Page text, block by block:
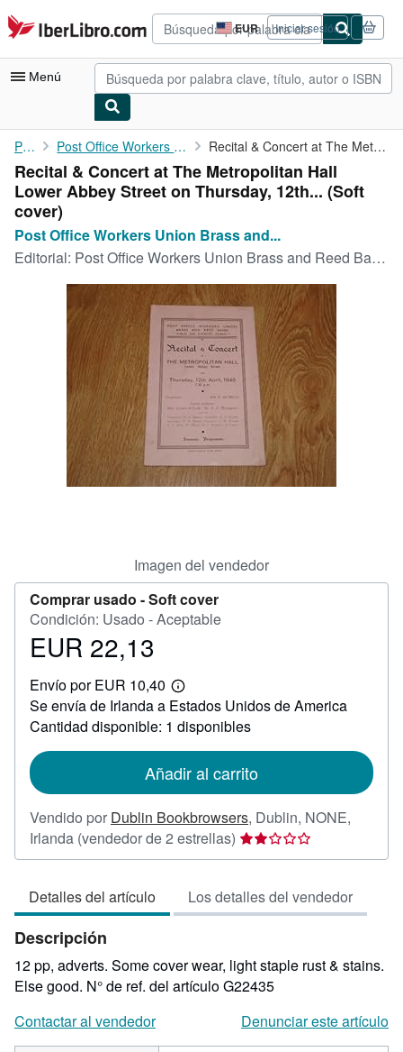
Pasar al contenido principal
IberLibro.com EUR
Preferencias
de
compra
del
Iniciar sesión
Menú
Mi cuenta
Consultar mis pedidos
Búsqueda avanzada
Colecciones
Arte y coleccionismo
Vendedores
Comenzar a vender
CERRAR
Portada Post Office Workers Union Brass and Reed Band Recital & Concert at The Metropolitan Hall Lower Abbey Street on...
Recital & Concert at The Metropolitan Hall
Lower Abbey Street on Thursday, 12th... (Soft
cover)
Post Office Workers Union Brass and...
Editorial: Post Office Workers Union Brass and Reed Band, 1945
Imagen del vendedor
Comprar usado -Soft cover
Condición: Usado - Aceptable
Precio
22,13
EUR 22,13
Envío por EUR 10,40
Más
información
sobre
las
envío
Se envía de Irlanda a Estados Unidos de America
Cantidad disponible: 1 disponibles
Añadir al carrito
Vendido por Dublin Bookbrowsers, Dublin, NONE,
Irlanda (vendedor de 2 estrellas) Calificación
del
2
de
estrellas
Detalles del artículo Los detalles del vendedor
Descripción
12 pp, adverts. Some cover wear, light staple rust & stains.
Else good. N° de ref. del artículo G22435
Contactar al vendedor
Denunciar este artículo